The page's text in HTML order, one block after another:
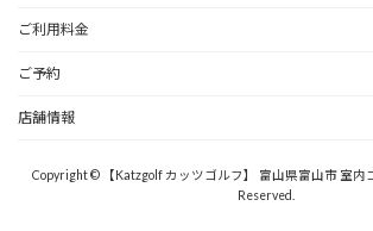
ご利用料金
ご予約
店舗情報
Copyright © 【Katzgolf カッツゴルフ】 富山県富山市 室内
Reserved.